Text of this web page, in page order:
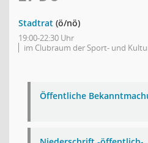
Stadtrat (ö/nö)
19:00-22:30 Uhr
im Clubraum der Sport- und
Öffentliche